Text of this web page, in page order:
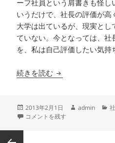
ーフ社員という肩書きも怪し
いうだけで、社長の評価が
大学は出ているが、現実と
ていない。今となっては、
を、私は自己評価したい気持
続きを読む 社長が夜逃げ！
投
稿
2013年2月1日
作
admin
カ
社長が夜逃げ！ あるＩＴ企業社
コメントを残す